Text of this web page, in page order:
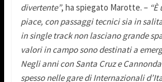
divertente”, ha spiegato Marotte. –
piace, con passaggi tecnici sia in
in single track non lasciano grande
valori in campo sono destinati a
Negli anni con Santa Cruz e
spesso nelle gare di Internazionali